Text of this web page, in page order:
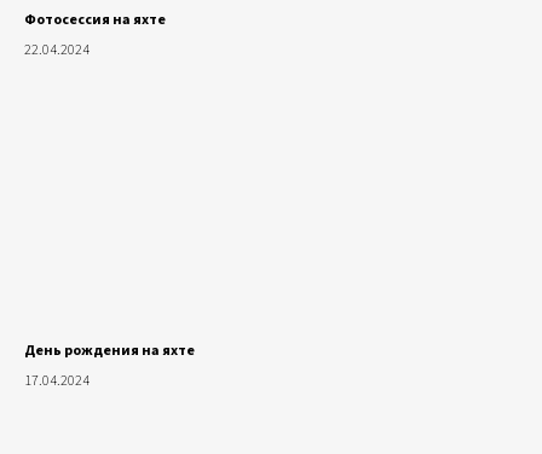
Фотосессия на яхте
22.04.2024
День рождения на яхте
17.04.2024